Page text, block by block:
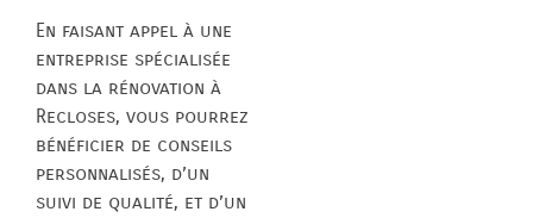
En faisant appel à une
entreprise spécialisée
dans la rénovation à
Recloses, vous pourrez
bénéficier de conseils
personnalisés, d’un
suivi de qualité, et d’un